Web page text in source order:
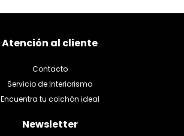
Atención al cliente
Contacto
Servicio de Interiorismo
Encuentra tu colchón ideal
Newsletter